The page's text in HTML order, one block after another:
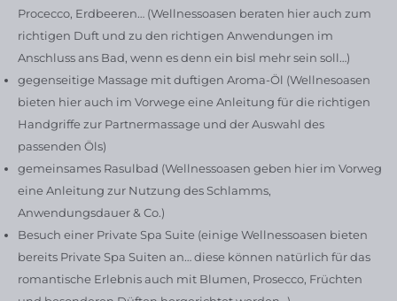
Procecco, Erdbeeren… (Wellnessoasen beraten hier auch zum
richtigen Duft und zu den richtigen Anwendungen im
Anschluss ans Bad, wenn es denn ein bisl mehr sein soll…)
gegenseitige Massage mit duftigen Aroma-Öl (Wellnesoasen
bieten hier auch im Vorwege eine Anleitung für die richtigen
Handgriffe zur Partnermassage und der Auswahl des
passenden Öls)
gemeinsames Rasulbad (Wellnessoasen geben hier im Vorweg
eine Anleitung zur Nutzung des Schlamms,
Anwendungsdauer & Co.)
Besuch einer Private Spa Suite (einige Wellnessoasen bieten
bereits Private Spa Suiten an… diese können natürlich für das
romantische Erlebnis auch mit Blumen, Prosecco, Früchten